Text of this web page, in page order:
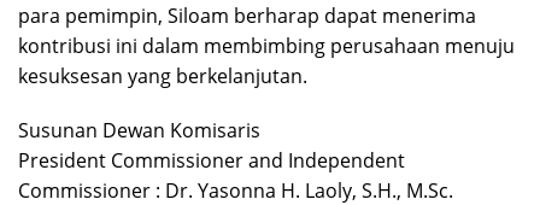
para pemimpin, Siloam berharap dapat menerima
kontribusi ini dalam membimbing perusahaan menuju
kesuksesan yang berkelanjutan.
Susunan Dewan Komisaris
President Commissioner and Independent
Commissioner : Dr. Yasonna H. Laoly, S.H., M.Sc.